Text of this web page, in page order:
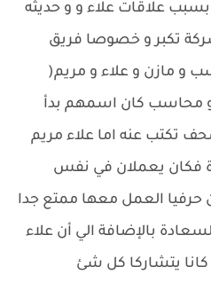
علاقات علاء و و حديثه
تكبر و خصوصا فريق
و مازن و علاء و مريم(
محاسب كان اسمهم بدأ
تكتب عنه اما علاء مريم
فكان يعملان في نفس
حرفيا العمل معها ممتع جدا
بالإضافة الي أن علاء
يتشاركا كل شئ